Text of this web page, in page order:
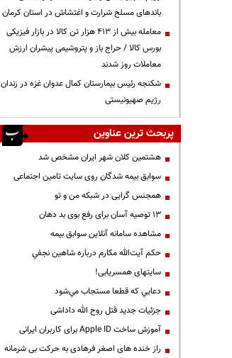
باندهای مسلح شرارت و اغتشاش در استان کرمان
معامله بیش از ۴۱۳ هزار تن کالا در بازار فیزیکی
بورس کالا / حراج باز و پتروشیمی پیشران ارزش
معاملات روز شدند
شکنجه رئیس بیمارستان کمال عدوان غزه در زندان
رژیم صهیونیستی
پربحث ترین عناوین
هشتمین کلان شهر ایران مشخص شد
سوابق بیمه شدگان روی سایت تامین اجتماعی
همجنس گرایی در شبکه من و تو
13 توصیه آسان برای رفع بوی بد دهان
مشاهده سامانه آنلاين سوابق بیمه
حكم آيت‌الله مكارم درباره شاهين نجفي
سایتهای همسریابی!
دعايي كه قطعا مستجاب مي‌شود
جزئیات جدید قتل روح الله داداشی
آموزش ساخت Apple ID برای کاربران ایرانی
راز خنده های اصغر فرهادی به حرکت بی شرمانه